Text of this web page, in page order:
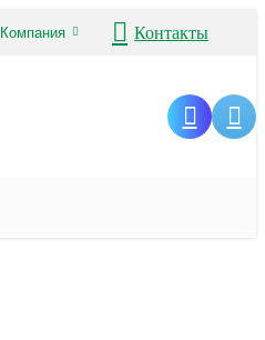
Компания Контакты